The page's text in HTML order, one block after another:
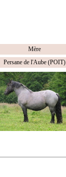
Mère
Persane de l'Aube (POIT)